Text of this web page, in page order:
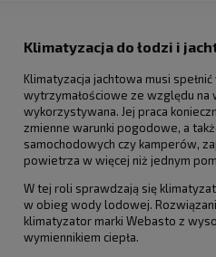
Klimatyzacja do łodzi i
Klimatyzacja jachtowa musi
wytrzymałościowe ze względu na
wykorzystywana. Jej praca
zmienne warunki pogodowe, a
samochodowych czy kamperów,
powietrza w więcej niż jednym
W tej roli sprawdzają się
w obieg wody lodowej.
klimatyzator marki Webasto z
wymiennikiem ciepła.